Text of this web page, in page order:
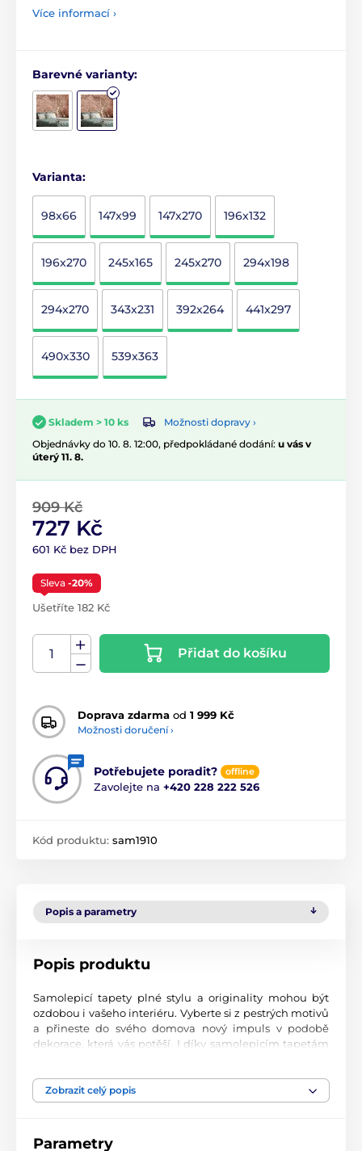
Více informací ›
Barevné varianty:
Varianta:
98x66 147x99 147x270 196x132
196x270 245x165 245x270 294x198
294x270 343x231 392x264 441x297
490x330 539x363
Skladem > 10 ks
Možnosti dopravy ›
Objednávky do 10. 8. 12:00, předpokládané dodání: u vás v
úterý 11. 8.
909 Kč
727 Kč
601 Kč bez DPH
Sleva -20%
Ušetříte 182 Kč
Přidat do košíku
Doprava zdarma od 1 999 Kč
Možnosti doručení ›
Potřebujete poradit? offline
Zavolejte na +420 228 222 526
Kód produktu: sam1910
Popis a parametry
Popis produktu
Samolepicí tapety plné stylu a originality mohou být
ozdobou i vašeho interiéru. Vyberte si z pestrých motivů
a přineste do svého domova nový impuls v podobě
dekorace, která vás potěší. I díky samolepicím tapetám
Perfektní tiskové zpracování
materiál s jemným povrchem a matným vzhledem. Tisk
Zobrazit celý popis
Parametry